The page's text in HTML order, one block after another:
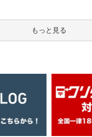
もっと見る